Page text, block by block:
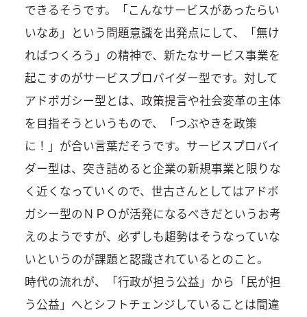
できるそうです。「こんなサービスがあったらい
いなあ」という問題意識を出発点にして、「無け
ればつくろう」の精神で、新たなサービス事業を
起こすのがサービスプロバイダー型です。対して
アドボガシー型とは、政策提言や社会変革の主体
を目指そうというもので、「つぶやきを政策
に！」が合い言葉だそうです。サービスプロバイ
ダー型は、突き詰めると企業の新規事業と限りな
く近くなっていくので、世古さんとしてはアドボ
ガシー型のＮＰＯが活発になるべきだというお考
えのようですが、必ずしも趨勢はそうなっていな
いというのが課題と認識されているとのこと。
時代の流れが、「行政が担う公益」から「民が担
う公益」へとシフトチェンジしていることは間違